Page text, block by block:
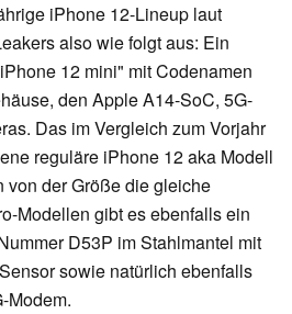
iPhone 12-Lineup laut
also wie folgt aus: Ein
12 mini" mit Codenamen
den Apple A14-SoC, 5G-
Das im Vergleich zum Vorjahr
reguläre iPhone 12 aka Modell
von der Größe die gleiche
Modellen gibt es ebenfalls ein
D53P im Stahlmantel mit
sowie natürlich ebenfalls
Modem.